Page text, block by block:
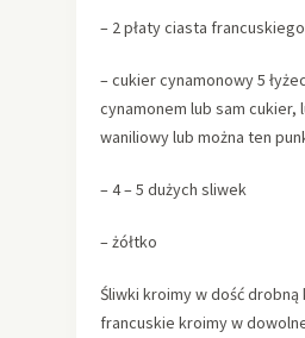
– 2 płaty ciasta francuskiego
– cukier cynamonowy 5
cynamonem lub sam cukier,
waniliowy lub można ten
– 4 – 5 dużych sliwek
– żółtko
Śliwki kroimy w dość drobną
francuskie kroimy w